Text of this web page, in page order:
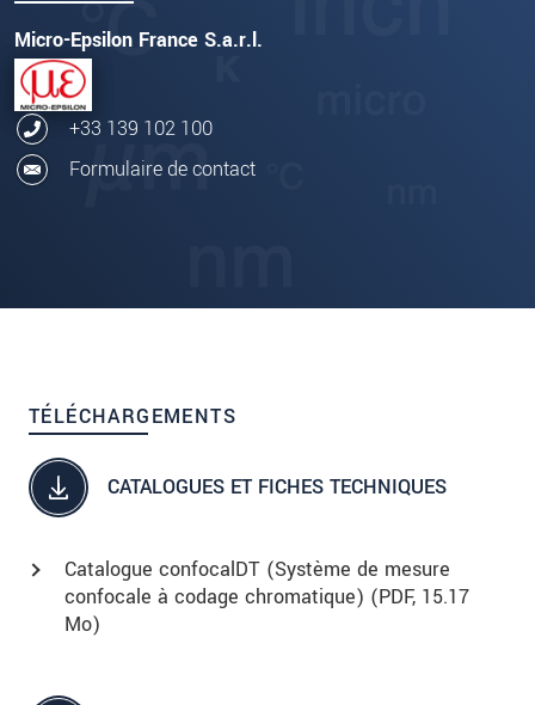
Micro-Epsilon France S.a.r.l.
+33 139 102 100
Formulaire de contact
TÉLÉCHARGEMENTS
CATALOGUES ET FICHES TECHNIQUES
Catalogue confocalDT (Système de mesure
confocale à codage chromatique) (PDF, 15.17
Mo)